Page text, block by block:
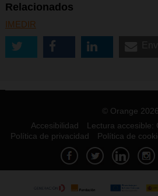
Relacionados
IMEDIR
© Orange 2026
Accesibilidad
Lectura accesible:
Política de privacidad
Política de